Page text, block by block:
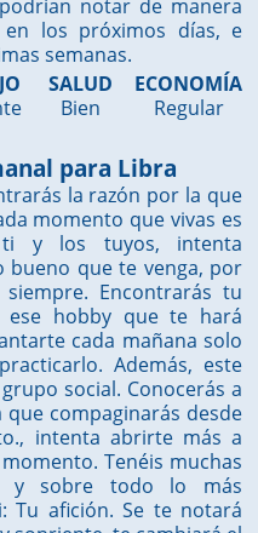
notar de manera
los próximos días, e
semanas.
SALUD
Bien
ECONOMÍA
Regular
para Libra
la razón por la que
momento que vivas es
y los tuyos, intenta
bueno que te venga, por
Encontrarás tu
ese hobby que te hará
cada mañana solo
Además, este
social. Conocerás a
compaginarás desde
intenta abrirte más a
Tenéis muchas
y sobre todo lo más
Tu afición. Se te notará